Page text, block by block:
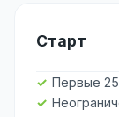
Старт
Первые